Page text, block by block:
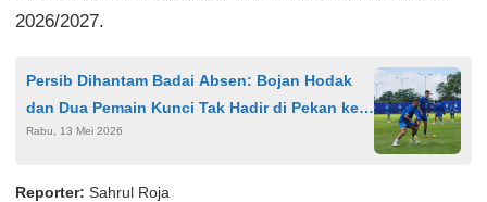
2026/2027.
Persib Dihantam Badai Absen: Bojan Hodak
dan Dua Pemain Kunci Tak Hadir di Pekan ke-
33
Rabu, 13 Mei 2026
Reporter: Sahrul Roja